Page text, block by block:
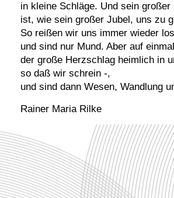
in kleine Schläge. Und sein großer
ist, wie sein großer Jubel, uns zu
So reißen wir uns immer wieder los
und sind nur Mund. Aber auf
der große Herzschlag heimlich in
so daß wir schrein -,
und sind dann Wesen, Wandlung
Rainer Maria Rilke